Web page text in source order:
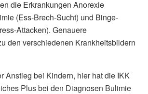
die Erkrankungen Anorexie
(Ess-Brech-Sucht) und Binge-
Attacken). Genauere
den verschiedenen Krankheitsbildern
Anstieg bei Kindern, hier hat die IKK
Plus bei den Diagnosen Bulimie